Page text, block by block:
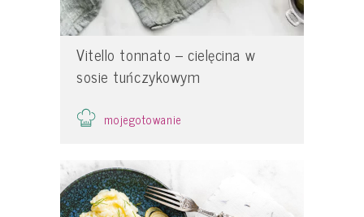
Vitello tonnato – cielęcina w
sosie tuńczykowym
mojegotowanie